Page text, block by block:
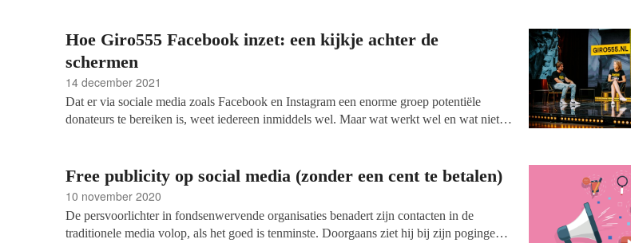
tips die je helpen om je fondsenwerving in elke fase van de online campagne te
versterken.
Hoe Giro555 Facebook inzet: een kijkje achter de
schermen
14 december 2021
Dat er via sociale media zoals Facebook en Instagram een enorme groep potentiële
donateurs te bereiken is, weet iedereen inmiddels wel. Maar wat werkt wel en wat niet?
Giro555 geeft een inkijkje in de samenwerking die het samenwerkingsverband van
goede doelen sinds 2018 heeft met Meta (de nieuwe bedrijfsnaam van Facebook). We
van Meta Benelux.
Free publicity op social media (zonder een cent te betalen)
10 november 2020
De persvoorlichter in fondsenwervende organisaties benadert zijn contacten in de
traditionele media volop, als het goed is tenminste. Doorgaans ziet hij bij zijn pogingen